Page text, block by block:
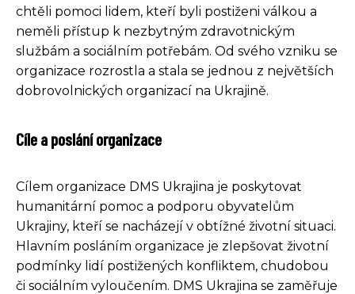
chtěli pomoci lidem, kteří byli postiženi válkou a
neměli přístup k nezbytným zdravotnickým
službám a sociálním potřebám. Od svého vzniku se
organizace rozrostla a stala se jednou z největších
dobrovolnických organizací na Ukrajině.
Cíle a poslání organizace
Cílem organizace DMS Ukrajina je poskytovat
humanitární pomoc a podporu obyvatelům
Ukrajiny, kteří se nacházejí v obtížné životní situaci.
Hlavním posláním organizace je zlepšovat životní
podmínky lidí postižených konfliktem, chudobou
či sociálním vyloučením. DMS Ukrajina se zaměřuje